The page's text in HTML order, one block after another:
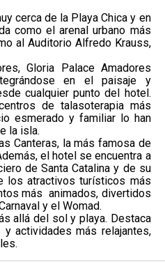
cerca de la Playa Chica y en
como el arenal urbano más
al Auditorio Alfredo Krauss,
Gloria Palace Amadores
en el paisaje y
cualquier punto del hotel.
de talasoterapia más
esmerado y familiar lo han
la isla.
Canteras, la más famosa de
el hotel se encuentra a
de Santa Catalina y de su
los atractivos turísticos más
más animados, divertidos
y el Womad.
allá del sol y playa. Destaca
actividades más relajantes,